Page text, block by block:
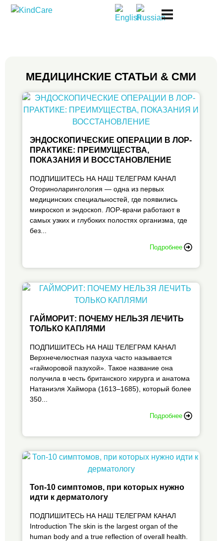
МЕДИЦИНСКИЕ СТАТЬИ & СМИ
ЭНДОСКОПИЧЕСКИЕ ОПЕРАЦИИ В ЛОР-
ПРАКТИКЕ: ПРЕИМУЩЕСТВА,
ПОКАЗАНИЯ И ВОССТАНОВЛЕНИЕ
ПОДПИШИТЕСЬ НА НАШ ТЕЛЕГРАМ КАНАЛ
Оториноларингология — одна из первых
медицинских специальностей, где появились
микроскоп и эндоскоп. ЛОР-врачи работают в
самых узких и глубоких полостях организма, где
без...
Подробнее
ГАЙМОРИТ: ПОЧЕМУ НЕЛЬЗЯ ЛЕЧИТЬ
ТОЛЬКО КАПЛЯМИ
ПОДПИШИТЕСЬ НА НАШ ТЕЛЕГРАМ КАНАЛ
Верхнечелюстная пазуха часто называется
«гайморовой пазухой». Такое название она
получила в честь британского хирурга и анатома
Натаниэля Хаймора (1613–1685), который более
350...
Подробнее
Топ-10 симптомов, при которых нужно
идти к дерматологу
ПОДПИШИТЕСЬ НА НАШ ТЕЛЕГРАМ КАНАЛ
Introduction The skin is the largest organ of the
human body and a true reflection of overall health.